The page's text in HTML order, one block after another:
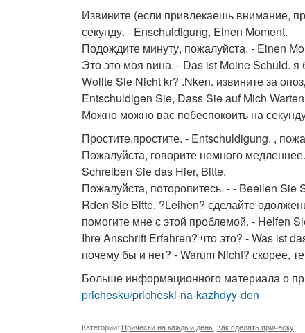
Извините (если привлекаешь внимание,
секунду. - Enschuldigung, Einen Moment.
Подождите минуту, пожалуйста. - Einen
Это это моя вина. - Das ist Meine Schuld.
Wollte Sie Nicht kr? .Nken. извините за
Entschuldigen Sie, Dass Sie auf Mich
Можно можно вас побеспокоить на
Простите.простите. - Entschuldigung. ,
Пожалуйста, говорите немного
Schreiben Sie das Hier, Bitte.
Пожалуйста, поторопитесь. - - Beeilen
Rden Sie Bitte. ?Leihen? сделайте
помогите мне с этой проблемой. - Helfen
Ihre Anschrift Erfahren? что это? - Was ist
почему бы и нет? - Warum Nicht? скорее,
Больше информационного материала о
prichesku/pricheski-na-kazhdyy-den
Категории: Прически на каждый день Как сделать прическу